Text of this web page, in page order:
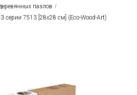
пазлов /
серии 7513 [28x28 см] (Eco-Wood-Art)